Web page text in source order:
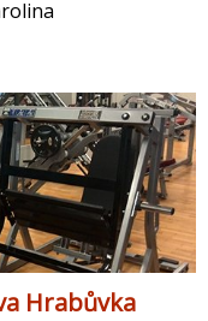
Hrabůvka